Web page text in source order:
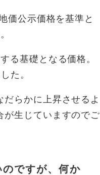
価公示価格を基準と
る基礎となる価格。
た。
らかに上昇させるよ
が生じていますのでご
ですが、何か